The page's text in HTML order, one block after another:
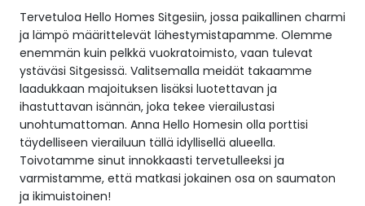
Tervetuloa Hello Homes Sitgesiin, jossa paikallinen charmi
ja lämpö määrittelevät lähestymistapamme. Olemme
enemmän kuin pelkkä vuokratoimisto, vaan tulevat
ystäväsi Sitgesissä. Valitsemalla meidät takaamme
laadukkaan majoituksen lisäksi luotettavan ja
ihastuttavan isännän, joka tekee vierailustasi
unohtumattoman. Anna Hello Homesin olla porttisi
täydelliseen vierailuun tällä idyllisellä alueella.
Toivotamme sinut innokkaasti tervetulleeksi ja
varmistamme, että matkasi jokainen osa on saumaton
ja ikimuistoinen!